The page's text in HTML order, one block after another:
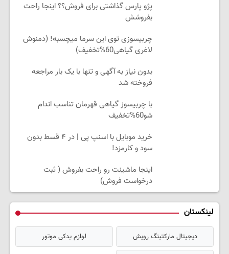
پژو پارس گذاشتی برای فروش؟؟ اینجا راحت
بفروشش
چربیسوزی توی این سرما میچسبه! (دمنوش
لاغری گیاهی60%تخفیف)
بدون نیاز به آگهی و تنها با یک بار مراجعه
فروخته شد
با چربیسوز گیاهی قهرمان تناسب اندام
شو60%تخفیف
خرید موبایل با اسنپ پی | در ۴ قسط بدون
سود و کارمزد!
اینجا ماشینت رو راحت بفروش ( ثبت
درخواست فروش)
لینکستان
دیجیتال مارکتینگ رویش لوازم یدکی موتور